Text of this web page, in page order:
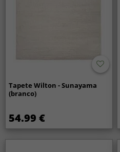
Tapete Wilton - Sunayama
(branco)
54.99 €